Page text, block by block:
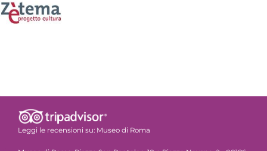
Leggi le recensioni su: Museo di Roma